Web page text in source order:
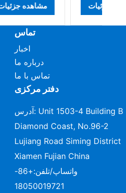
مشاهده جزئیات
تماس
اخبار
درباره ما
تماس با ما
دفتر مرکزی
آدرس: Unit 1503-4 Building B
Diamond Coast, No.96-2
Lujiang Road Siming District
Xiamen Fujian China
واتساپ/تلفن:
+86-
18050019721